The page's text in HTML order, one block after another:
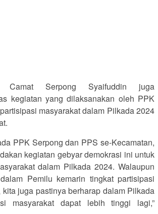
Camat Serpong Syaifuddin juga
kegiatan yang dilaksanakan oleh PPK
masyarakat dalam Pilkada 2024
PPK Serpong dan PPS se-Kecamatan,
kegiatan gebyar demokrasi ini untuk
dalam Pilkada 2024. Walaupun
Pemilu kemarin tingkat partisipasi
kita juga pastinya berharap dalam Pilkada
masyarakat dapat lebih tinggi lagi,”